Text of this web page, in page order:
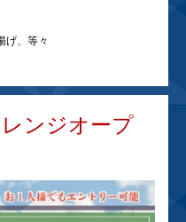
げ、等々
ンジオープ